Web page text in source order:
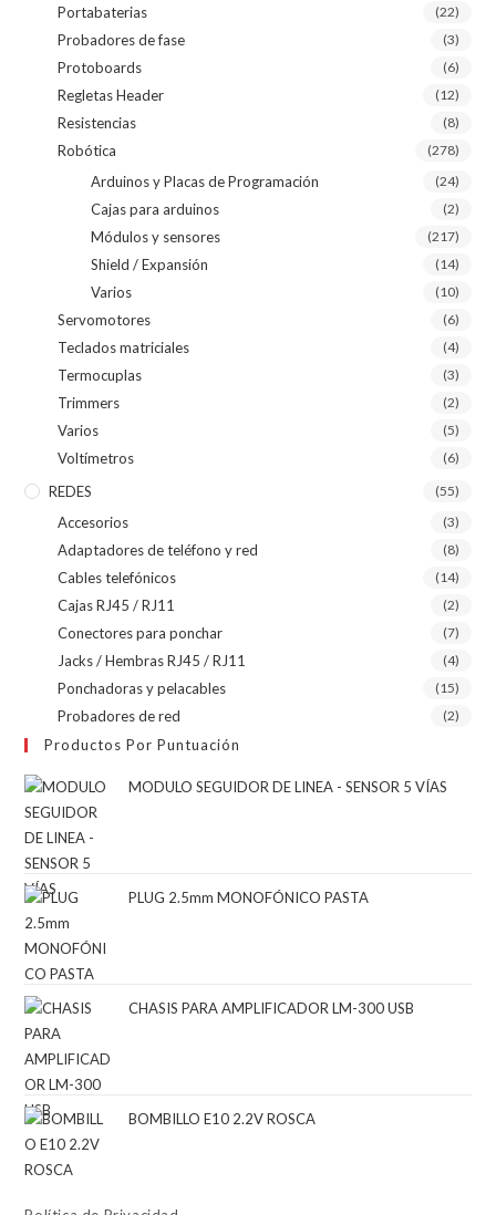
Portabaterias (22)
Probadores de fase (3)
Protoboards (6)
Regletas Header (12)
Resistencias (8)
Robótica (278)
Arduinos y Placas de Programación (24)
Cajas para arduinos (2)
Módulos y sensores (217)
Shield / Expansión (14)
Varios (10)
Servomotores (6)
Teclados matriciales (4)
Termocuplas (3)
Trimmers (2)
Varios (5)
Voltímetros (6)
REDES (55)
Accesorios (3)
Adaptadores de teléfono y red (8)
Cables telefónicos (14)
Cajas RJ45 / RJ11 (2)
Conectores para ponchar (7)
Jacks / Hembras RJ45 / RJ11 (4)
Ponchadoras y pelacables (15)
Probadores de red (2)
Productos Por Puntuación
MODULO SEGUIDOR DE LINEA - SENSOR 5 VÍAS
PLUG 2.5mm MONOFÓNICO PASTA
CHASIS PARA AMPLIFICADOR LM-300 USB
BOMBILLO E10 2.2V ROSCA